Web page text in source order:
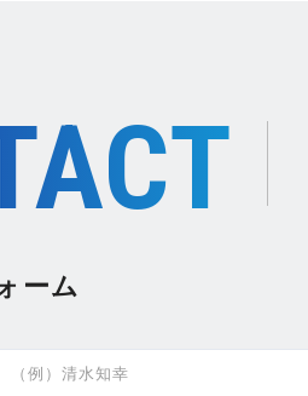
ーム